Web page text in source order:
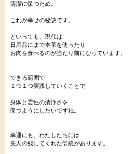
清潔に保つため。
これが幸せの秘訣です。
といっても、現代は
日用品にまで本革を使ったり
お肉を食べるのが当たり前になっています。
できる範囲で
１つ１つ実践していくことで
身体と霊性の清浄さを
保つようにしたいですね。
幸運にも、わたしたちには
先人の残してくれた伝統があります。